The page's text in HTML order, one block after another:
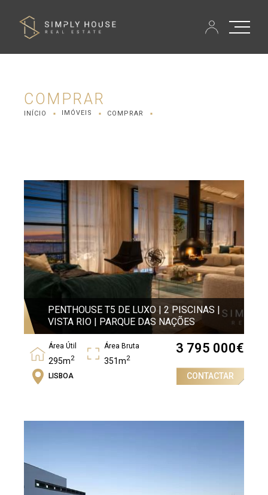
COMPRAR
INÍCIO IMÓVEIS COMPRAR
PENTHOUSE T5 DE LUXO | 2 PISCINAS |
VISTA RIO | PARQUE DAS NAÇÕES
Área Útil
295m2
Área Bruta
351m2
Quartos
3 795 000€
LISBOA CONTACTAR